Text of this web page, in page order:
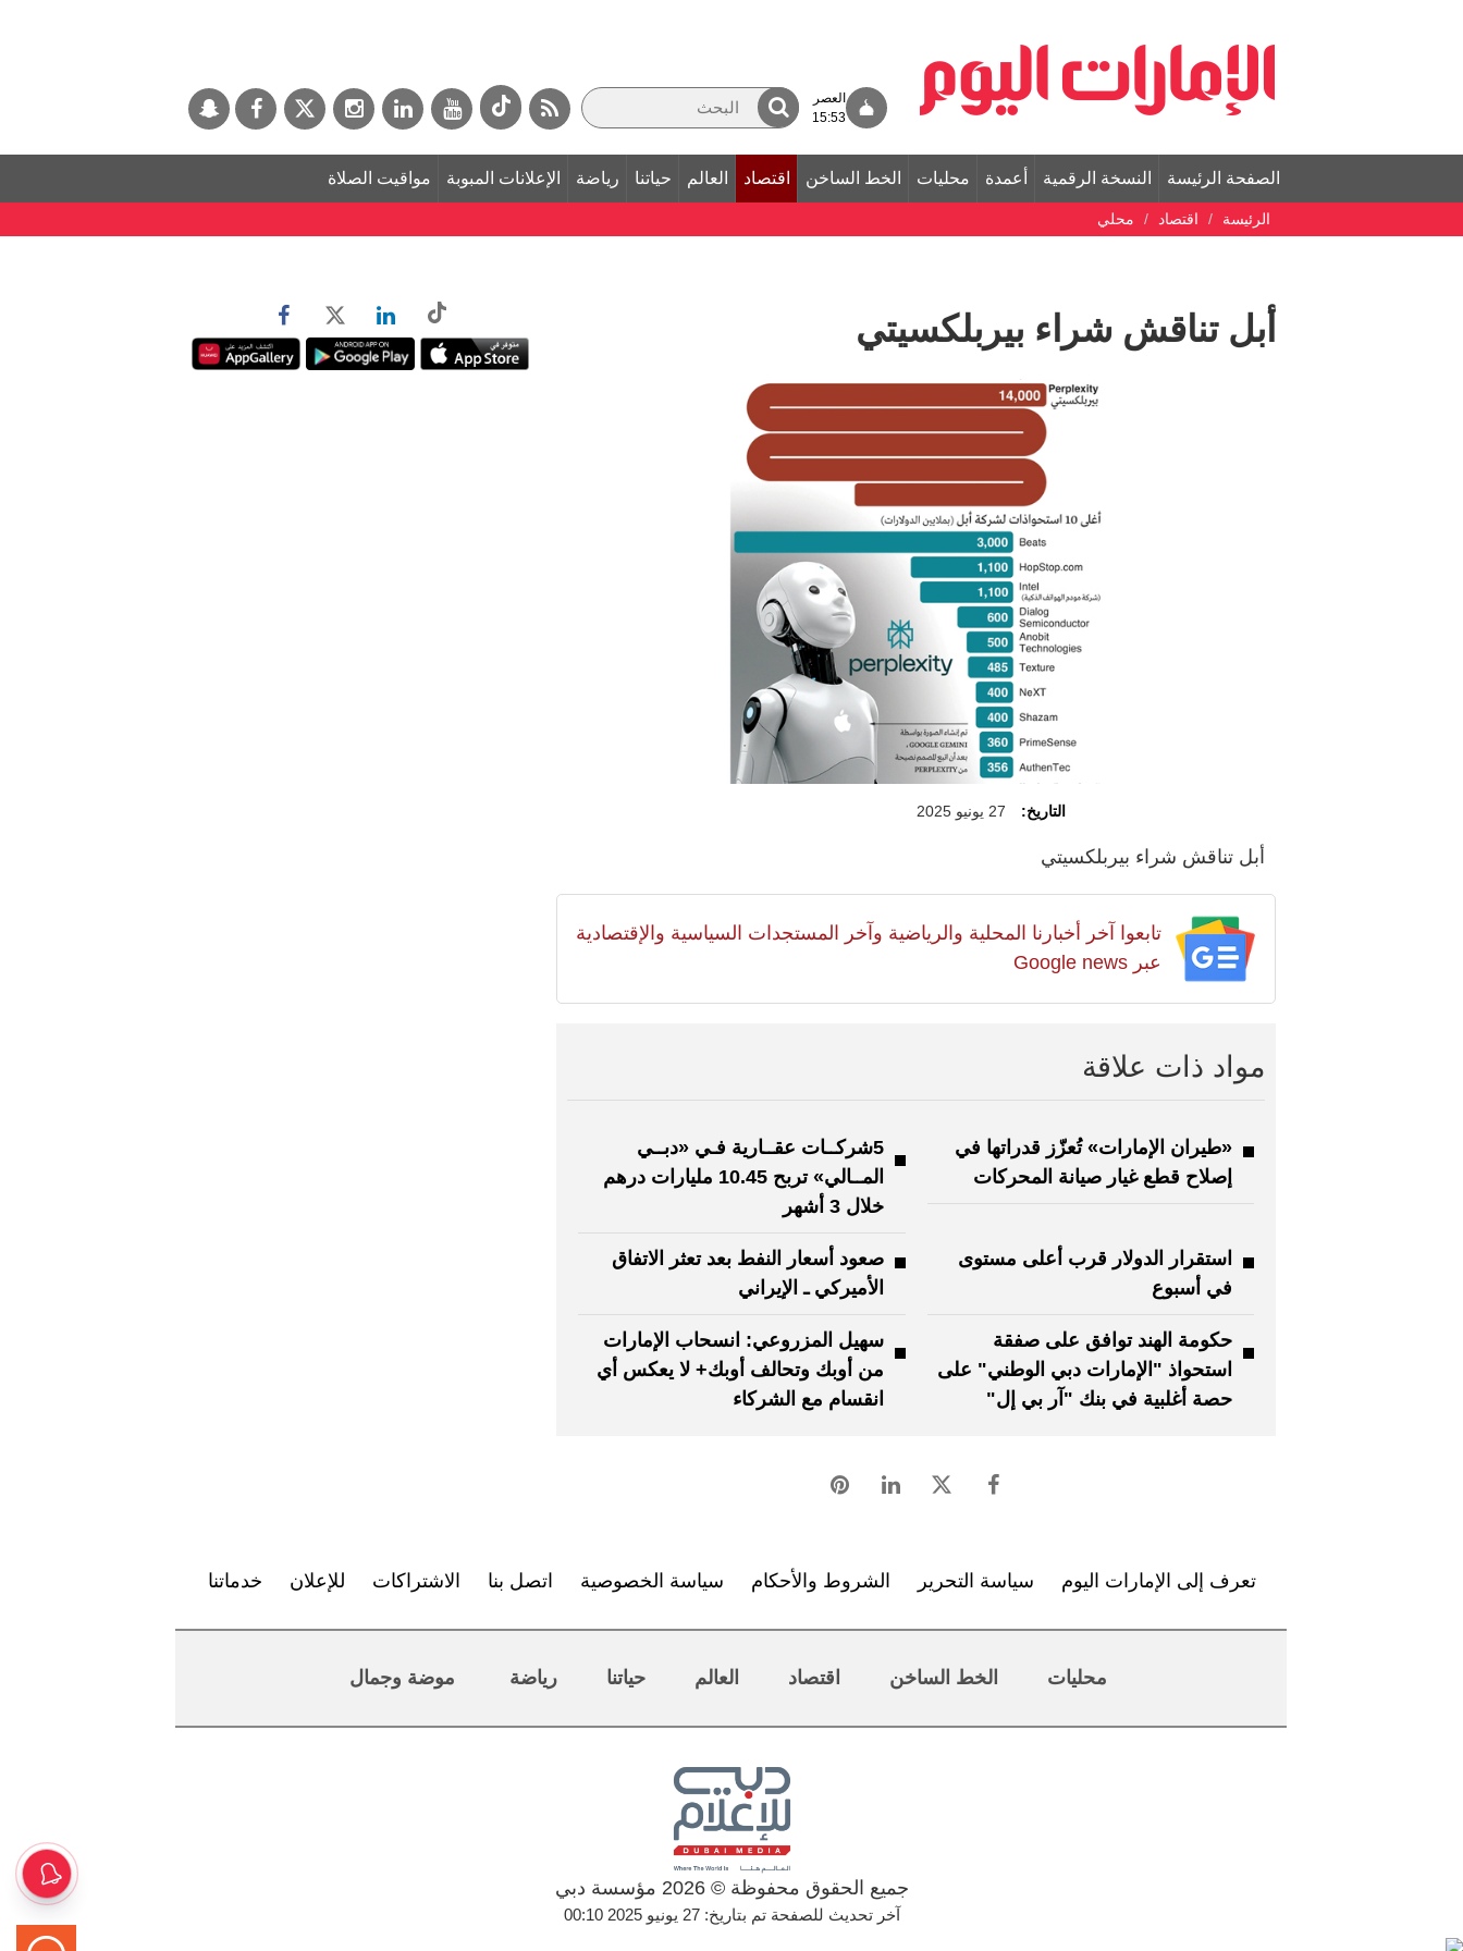
العصر
15:53
الصفحة الرئيسة النسخة الرقمية أعمدة محليات الخط الساخن اقتصاد العالم حياتنا رياضة الإعلانات المبوبة مواقيت الصلاة
الرئيسة اقتصاد محلي
أبل تناقش شراء بيربلكسيتي
التاريخ: 27 يونيو 2025
أبل تناقش شراء بيربلكسيتي
تابعوا آخر أخبارنا المحلية والرياضية وآخر المستجدات السياسية والإقتصادية
عبر Google news
مواد ذات علاقة
«طيران الإمارات» تُعزّز قدراتها في
إصلاح قطع غيار صيانة المحركات
5شركــات عقــارية فـي «دبــي
المــالي» تربح 10.45 مليارات درهم
خلال 3 أشهر
استقرار الدولار قرب أعلى مستوى
في أسبوع
صعود أسعار النفط بعد تعثر الاتفاق
الأميركي ـ الإيراني
حكومة الهند توافق على صفقة
استحواذ "الإمارات دبي الوطني" على
حصة أغلبية في بنك "آر بي إل"
سهيل المزروعي: انسحاب الإمارات
من أوبك وتحالف أوبك+ لا يعكس أي
انقسام مع الشركاء
تعرف إلى الإمارات اليوم سياسة التحرير الشروط والأحكام سياسة الخصوصية اتصل بنا الاشتراكات للإعلان خدماتنا
محليات الخط الساخن اقتصاد العالم حياتنا رياضة موضة وجمال
جميع الحقوق محفوظة © 2026 مؤسسة دبي
آخر تحديث للصفحة تم بتاريخ: 27 يونيو 2025 00:10